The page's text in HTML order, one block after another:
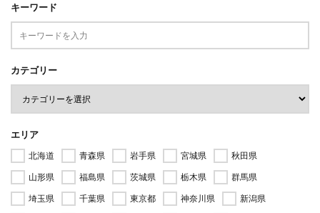
キーワード
カテゴリー
エリア
北海道 青森県 岩手県 宮城県
秋田県
山形県
福島県 茨城県 栃木県
群馬県
埼玉県
千葉県 東京都 神奈川県
新潟県